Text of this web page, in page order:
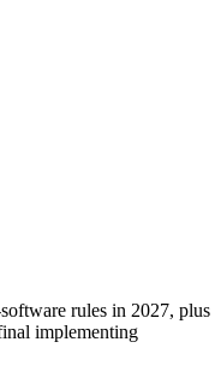
rules in 2027, plus
implementing